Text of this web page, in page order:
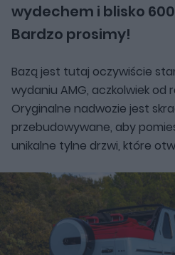
wydechem i blisko
Bardzo prosimy!
Bazą jest tutaj oczywiście
wydaniu AMG, aczkolwiek od
Oryginalne nadwozie jest
przebudowywane, aby
unikalne tylne drzwi, które